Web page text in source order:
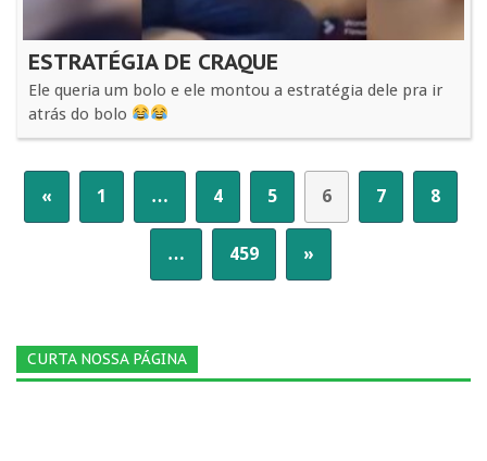
ESTRATÉGIA DE CRAQUE
Ele queria um bolo e ele montou a estratégia dele pra ir
atrás do bolo
« 1 … 4 5 6 7 8
… 459 »
CURTA NOSSA PÁGINA